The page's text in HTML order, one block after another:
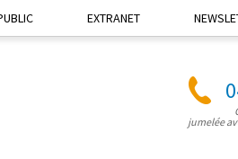
EXTRANET
jumelée